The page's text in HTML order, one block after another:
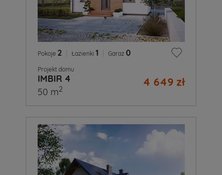
Pokoje 2 Łazienki 1 Garaż 0
Projekt domu
IMBIR 4 4 649 zł
50 m2